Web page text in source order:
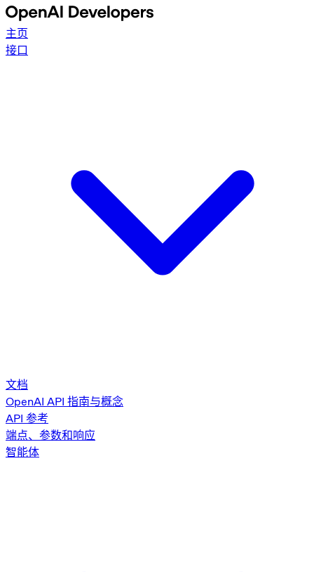
主页
接口
文档
OpenAI API 指南与概念
API 参考
端点、参数和响应
智能体